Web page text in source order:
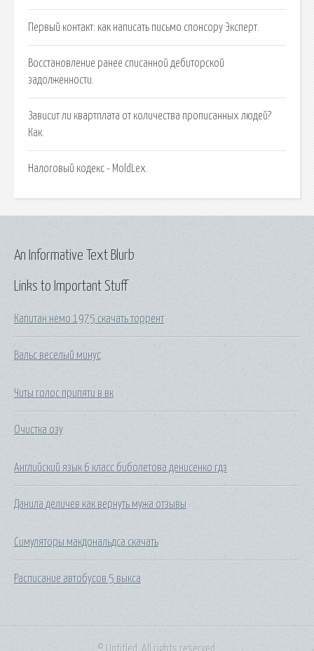
Первый контакт: как написать письмо спонсору Эксперт.
Восстановление ранее списанной дебиторской
задолженности.
Зависит ли квартплата от количества прописанных людей?
Как.
Налоговый кодекс - MoldLex.
Links to Important Stuff
Капитан немо 1975 скачать торрент
Вальс веселый минус
Читы голос припяти в вк
Очистка озу
Английский язык 6 класс биболетова денисенко гдз
Данила деличев как вернуть мужа отзывы
Симуляторы макдональдса скачать
Расписание автобусов 5 выкса
An Informative Text Blurb
© Untitled. All rights reserved.